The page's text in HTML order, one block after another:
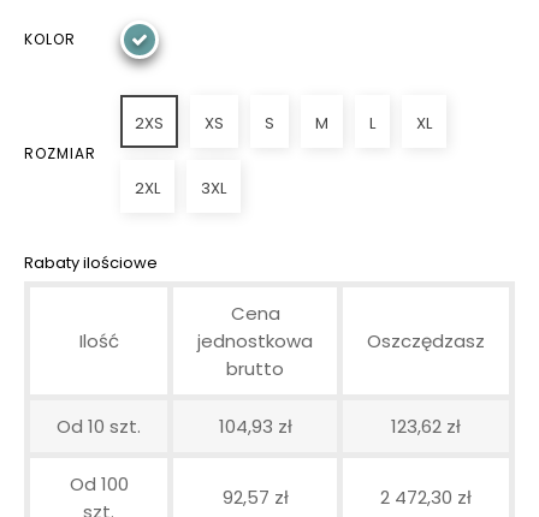
KOLOR
ROZMIAR
2XS XS S M L XL
2XL 3XL
Rabaty ilościowe
Ilość
Cena
jednostkowa
brutto
Oszczędzasz
Od 10 szt. 104,93 zł 123,62 zł
Od 100
szt.
92,57 zł 2 472,30 zł